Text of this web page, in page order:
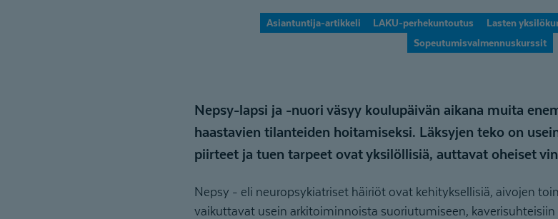
Asiantuntija-artikkeli LAKU-perhekuntoutus Lasten
Sopeutumisvalmennuskurssit
Nepsy-lapsi ja -nuori väsyy koulupäivän aikana muita
haastavien tilanteiden hoitamiseksi. Läksyjen teko on
piirteet ja tuen tarpeet ovat yksilöllisiä, auttavat oheiset
Nepsy - eli neuropsykiatriset häiriöt ovat kehityksellisiä, aivojen
vaikuttavat usein arkitoiminnoista suoriutumiseen,